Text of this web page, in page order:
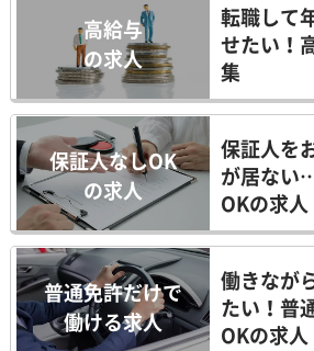
高給与
の求人
転職して
せたい！
集
保証人なしOK
の求人
保証人を
が居ない
OKの求人
普通免許だけで
働ける求人
働きなが
たい！普
OKの求人